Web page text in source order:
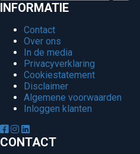
INFORMATIE
Contact
Over ons
In de media
Privacyverklaring
Cookiestatement
Disclaimer
Algemene voorwaarden
Inloggen klanten
CONTACT